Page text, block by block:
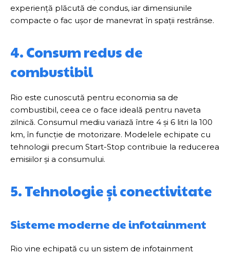
experiență plăcută de condus, iar dimensiunile
compacte o fac ușor de manevrat în spații restrânse.
4. Consum redus de
combustibil
Rio este cunoscută pentru economia sa de
combustibil, ceea ce o face ideală pentru naveta
zilnică. Consumul mediu variază între 4 și 6 litri la 100
km, în funcție de motorizare. Modelele echipate cu
tehnologii precum Start-Stop contribuie la reducerea
emisiilor și a consumului.
5. Tehnologie și conectivitate
Sisteme moderne de infotainment
Rio vine echipată cu un sistem de infotainment